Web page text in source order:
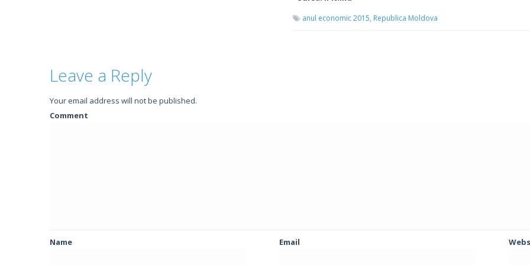
anul economic 2015, Republica Moldova
Leave a Reply
Your email address will not be published.
Comment
Name Email